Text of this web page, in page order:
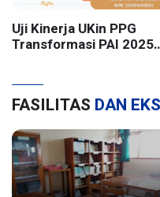
Uji Kinerja UKin PPG
Transformasi PAI 2025
FASILITAS DAN